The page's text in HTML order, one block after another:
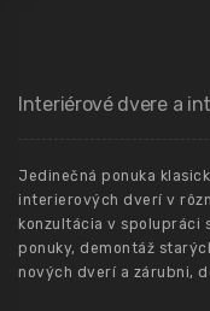
Interiérové dvere a
Jedinečná ponuka
interierových dverí v
konzultácia v spolupráci
ponuky, demontáž
nových dverí a zárubni,